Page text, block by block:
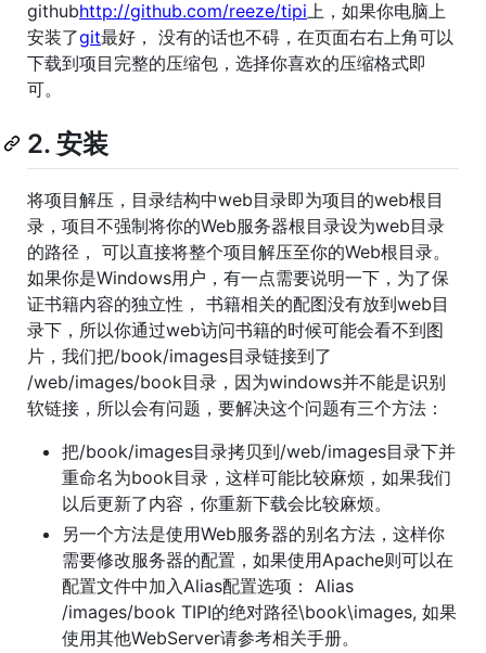
githubhttp://github.com/reeze/tipi 上，如果你电脑上
安装了git最好， 没有的话也不碍，在页面右右上角可以
下载到项目完整的压缩包，选择你喜欢的压缩格式即
可。
2. 安装
将项目解压，目录结构中web目录即为项目的web根目
录，项目不强制将你的Web服务器根目录设为web目录
的路径， 可以直接将整个项目解压至你的Web根目录。
如果你是Windows用户，有一点需要说明一下，为了保
证书籍内容的独立性， 书籍相关的配图没有放到web目
录下，所以你通过web访问书籍的时候可能会看不到图
片，我们把/book/images目录链接到了
/web/images/book目录，因为windows并不能是识别
软链接，所以会有问题，要解决这个问题有三个方法：
把/book/images目录拷贝到/web/images目录下并
重命名为book目录，这样可能比较麻烦，如果我们
以后更新了内容，你重新下载会比较麻烦。
另一个方法是使用Web服务器的别名方法，这样你
需要修改服务器的配置，如果使用Apache则可以在
配置文件中加入Alias配置选项： Alias
/images/book TIPI的绝对路径\book\images, 如果
使用其他WebServer请参考相关手册。